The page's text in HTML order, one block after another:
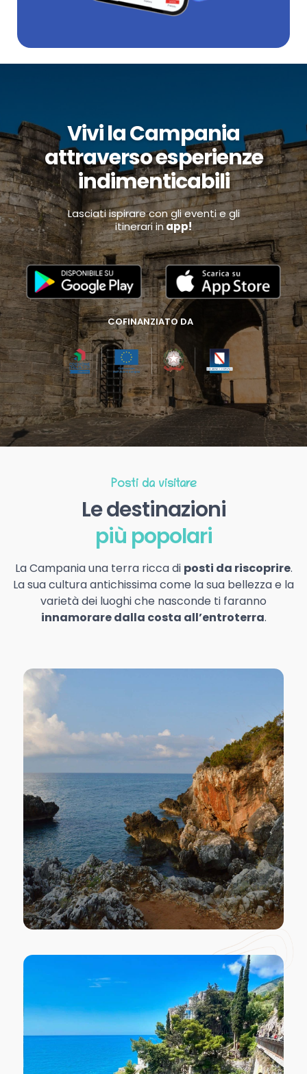
Vivi la Campania
attraverso esperienze
indimenticabili
Lasciati ispirare con gli eventi e gli
itinerari inapp!
COFINANZIATO DA
Posti da visitare
Le destinazioni
più popolari
La Campania una terra ricca di posti da riscoprire.
La sua cultura antichissima come la sua bellezza e la
varietà dei luoghi che nasconde ti faranno
innamorare dalla costa all’entroterra.